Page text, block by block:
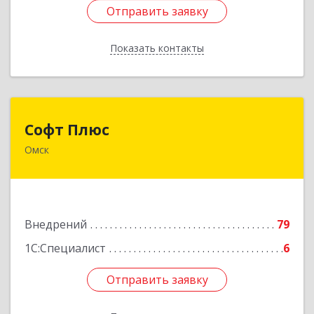
Отправить заявку
Показать контакты
Отправить заявку
Назад
Софт Плюс
Омск
Внедрений
79
1С:Специалист
6
Отправить заявку
644070, Омская обл, Омск г, Лермонтова ул,
Отправить заявку